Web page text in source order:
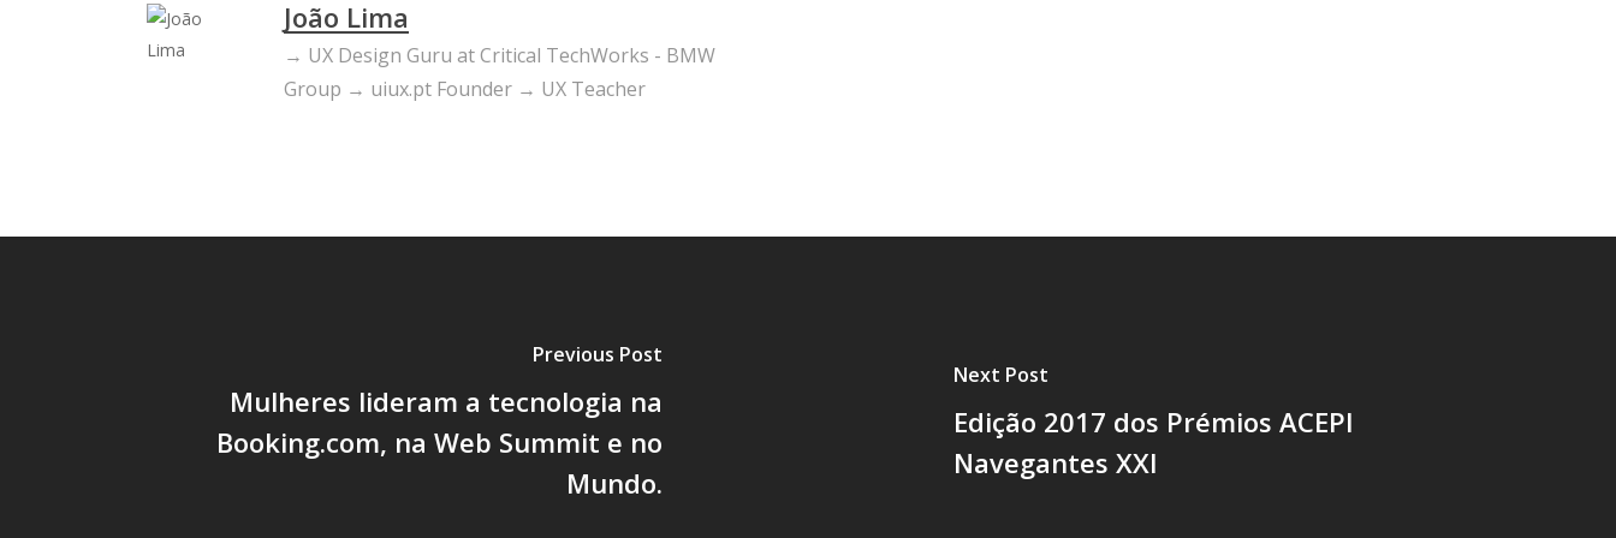
João Lima
→ UX Design Guru at Critical TechWorks - BMW
Group → uiux.pt Founder → UX Teacher
Previous Post
Mulheres lideram a tecnologia na
Booking.com, na Web Summit e no
Mundo.
Next Post
Edição 2017 dos Prémios ACEPI
Navegantes XXI